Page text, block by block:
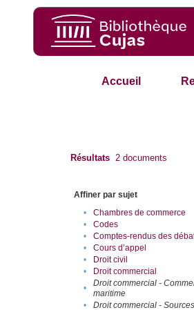
Accueil
Résultats 2 documents
Affiner par sujet
•
Chambres de commerce
•
Codes
•
Comptes-rendus des
•
Cours d’appel
•
Droit civil
•
Droit commercial
•
Droit commercial -
maritime
• Droit commercial - Sources